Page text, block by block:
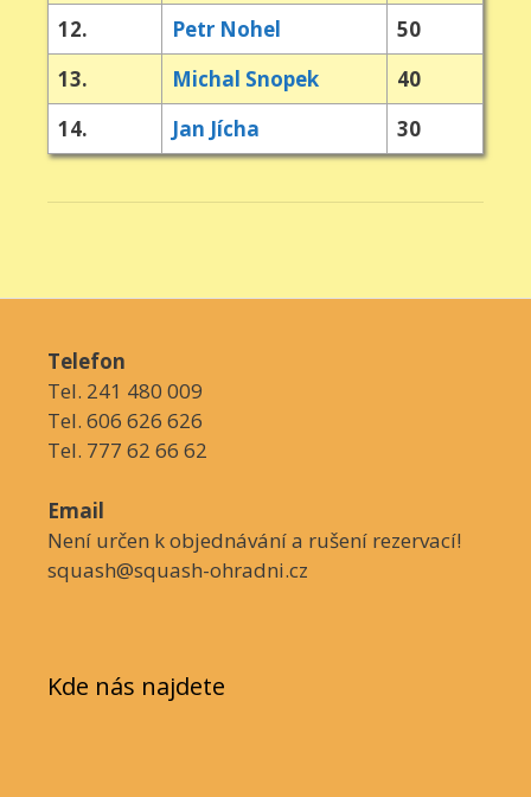
12.
Petr Nohel
50
13.
Michal Snopek
40
14.
Jan Jícha 30
Telefon
Tel. 241 480 009
Tel. 606 626 626
Tel. 777 62 66 62
Email
Není určen k objednávání a rušení rezervací!
squash@squash-ohradni.cz
Kde nás najdete